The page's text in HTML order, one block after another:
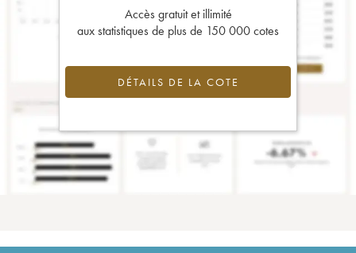
Accès gratuit et illimité
aux statistiques de plus de 150 000 cotes
DÉTAILS DE LA COTE